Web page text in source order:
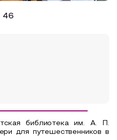
46
библиотека им. А. П.
для путешественников в